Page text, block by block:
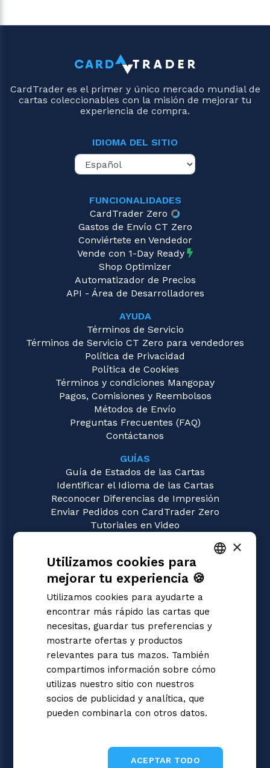
CardTrader es el primer y único mercado mundial de
cartas coleccionables con la misión de mejorar tu
experiencia de compra.
IDIOMA DEL SITIO
FUNCIONALIDADES
CardTrader Zero
Gastos de Envío CT Zero
Conviértete en Vendedor
Vende con 1-Day Ready
Shop Optimizer
Automatizador de Precios
API - Área de Desarrolladores
AYUDA
Términos de Servicio
Términos de Servicio CT Zero para vendedores
Política de Privacidad
Política de Cookies
Términos y condiciones Mangopay
Pagos, Comisiones y Reembolsos
Métodos de Envío
Preguntas Frecuentes (FAQ)
Contáctanos
GUÍAS
Guía de Estados de las Cartas
Identificar el Idioma de las Cartas
Reconocer Diferencias de Impresión
Enviar Pedidos con CardTrader Zero
Tutoriales en Video
Pokémon
Magic: the Gathering
Yu-Gi-Oh!
Flesh and Blood
Digimon
One Piece
Dragon Ball Super
Cardfight!! Vanguard
Disney Lorcana
Star Wars Unlimited
Union Arena
Riftbound | League of Legends
ITALIAN
×
Utilizamos cookies para
mejorar tu experiencia 🍪
Utilizamos cookies para ayudarte a
encontrar más rápido las cartas que
necesitas, guardar tus preferencias y
mostrarte ofertas y productos
relevantes para tus mazos. También
compartimos información sobre cómo
utilizas nuestro sitio con nuestros
socios de publicidad y analítica, que
pueden combinarla con otros datos.
ACEPTAR TODO